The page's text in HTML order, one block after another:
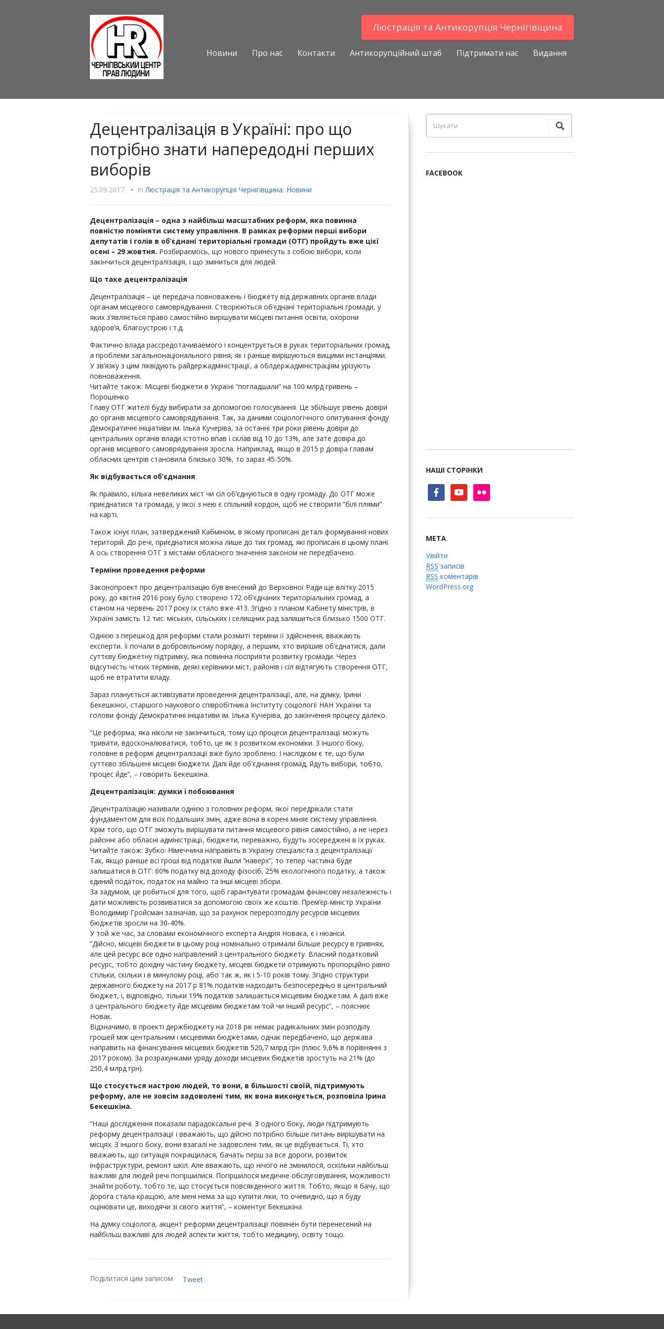
Люстрацiя та Антикорупцiя Чернігівщина
Новини Про нас Контакти Антикорупційний штаб Підтримати нас Видання
Децентралізація в Україні: про що
потрібно знати напередодні перших
виборів
25.09.2017 • InЛюстрацiя та Антикорупцiя Чернігівщина, Новини
Децентралізація – одна з найбільш масштабних реформ, яка повинна
повністю поміняти систему управління. В рамках реформи перші вибори
депутатів і голів в об’єднані територіальні громади (ОТГ) пройдуть вже цієї
осені – 29 жовтня. Розбираємось, що нового принесуть з собою вибори, коли
закінчиться децентралізація, і що зміниться для людей.
Що таке децентралізація
Децентралізація – це передача повноважень і бюджету від державних органів влади
органам місцевого самоврядування. Створюються об’єднані територіальні громади, у
яких з’являється право самостійно вирішувати місцеві питання освіти, охорони
здоров’я, благоустрою і т.д.
Фактично влада рассредотачиваемого і концентрується в руках територіальних громад,
а проблеми загальнонаціонального рівня, як і раніше вирішуються вищими інстанціями.
У зв’язку з цим ліквідують райдержадміністрації, а облдержадміністраціям урізують
повноваження.
Читайте також: Місцеві бюджети в Україні “погладшали” на 100 млрд гривень –
Порошенко
Главу ОТГ жителі буду вибирати за допомогою голосування. Це збільшує рівень довіри
до органів місцевого самоврядування. Так, за даними соціологічного опитування фонду
Демократичні ініціативи ім. Ілька Кучеріва, за останні три роки рівень довіри до
центральних органів влади істотно впав і склав від 10 до 13%, але зате довіра до
органів місцевого самоврядування зросла. Наприклад, якщо в 2015 р довіра главам
обласних центрів становила близько 30%, то зараз 45-50%.
Як відбувається об’єднання
Як правило, кілька невеликих міст чи сіл об’єднуються в одну громаду. До ОТГ може
приєднатися та громада, у якої з нею є спільний кордон, щоб не створити “білі плями”
на карті.
Також існує план, затверджений Кабміном, в якому прописані деталі формування нових
територій. До речі, приєднатися можна лише до тих громад, які прописані в цьому плані.
А ось створення ОТГ з містами обласного значення законом не передбачено.
Терміни проведення реформи
Законопроект про децентралізацію був внесений до Верховної Ради ще влітку 2015
року, до квітня 2016 року було створено 172 об’єднаних територіальних громад, а
станом на червень 2017 року їх стало вже 413. Згідно з планом Кабінету міністрів, в
Україні замість 12 тис. міських, сільських і селищних рад залишиться близько 1500 ОТГ.
Однією з перешкод для реформи стали розмиті терміни її здійснення, вважають
експерти. Її почали в добровільному порядку, а першим, хто вирішив об’єднатися, дали
суттєву бюджетну підтримку, яка повинна посприяти розвитку громади. Через
відсутність чітких термінів, деякі керівники міст, районів і сіл відтягують створення ОТГ,
щоб не втратити владу.
Зараз планується активізувати проведення децентралізації, але, на думку, Ірини
Бекешкіної, старшого наукового співробітника Інституту соціології НАН України та
голови фонду Демократичні ініціативи ім. Ілька Кучеріва, до закінчення процесу далеко.
“Це реформа, яка ніколи не закінчиться, тому що процеси децентралізації можуть
тривати, вдосконалюватися, тобто, це як з розвитком економіки. З іншого боку,
головне в реформі децентралізації вже було зроблено. І наслідком є те, що були
суттєво збільшені місцеві бюджети. Далі йде об’єднання громад, йдуть вибори, тобто,
процес йде”, – говорить Бекешкіна.
Децентралізація: думки і побоювання
Децентралізацію називали однією з головних реформ, якої передрікали стати
фундаментом для всіх подальших змін, адже вона в корені міняє систему управління.
Крім того, що ОТГ зможуть вирішувати питання місцевого рівня самостійно, а не через
районні або обласні адміністрації, бюджети, переважно, будуть зосереджені в їх руках.
Читайте також: Зубко: Німеччина направить в Україну спеціаліста з децентралізації
Так, якщо раніше всі гроші від податків йшли “наверх”, то тепер частина буде
залишатися в ОТГ: 60% податку від доходу фізосіб, 25% екологічного податку, а також
єдиний податок, податок на майно та інші місцеві збори.
За задумом, це робиться для того, щоб гарантувати громадам фінансову незалежність і
дати можливість розвиватися за допомогою своїх же коштів. Прем’єр-міністр України
Володимир Гройсман зазначав, що за рахунок перерозподілу ресурсів місцевих
бюджетів зросли на 30-40%.
У той же час, за словами економічного експерта Андрія Новака, є і нюанси.
“Дійсно, місцеві бюджети в цьому році номінально отримали більше ресурсу в гривнях,
але цей ресурс все одно направлений з центрального бюджету. Власний податковий
ресурс, тобто дохідну частину бюджету, місцеві бюджети отримують пропорційно рівно
стільки, скільки і в минулому році, або так ж, як і 5-10 років тому. Згідно структури
державного бюджету на 2017 р 81% податків надходить безпосередньо в центральний
бюджет, і, відповідно, тільки 19% податків залишається місцевим бюджетам. А далі вже
з центрального бюджету йде місцевим бюджетам той чи інший ресурс”, – пояснює
Новак.
Відзначимо, в проекті держбюджету на 2018 рік немає радикальних змін розподілу
грошей між центральним і місцевими бюджетами, однак передбачено, що держава
направить на фінансування місцевих бюджетів 520,7 млрд грн (плюс 9,6% в порівнянні з
2017 роком). За розрахунками уряду доходи місцевих бюджетів зростуть на 21% (до
250,4 млрд грн).
Що стосується настрою людей, то вони, в більшості своїй, підтримують
реформу, але не зовсім задоволені тим, як вона виконується, розповіла Ірина
Бекешкіна.
“Наші дослідження показали парадоксальні речі. З одного боку, люди підтримують
реформу децентралізації і вважають, що дійсно потрібно більше питань вирішувати на
місцях. З іншого боку, вони взагалі не задоволені тим, як це відбувається. Ті, хто
вважають, що ситуація покращилася, бачать перш за все дороги, розвиток
інфраструктури, ремонт шкіл. Але вважають, що нічого не змінилося, оскільки найбільш
важливі для людей речі погіршилися. Погіршилося медичне обслуговування, можливості
знайти роботу, тобто те, що стосується повсякденного життя. Тобто, якщо я бачу, що
дорога стала кращою, але мені нема за що купити ліки, то очевидно, що я буду
оцінювати це, виходячи зі свого життя”, – коментує Бекешкіна
На думку соціолога, акцент реформи децентралізації повинен бути перенесений на
найбільш важливі для людей аспекти життя, тобто медицину, освіту тощо.
Поділитися цим записом Tweet
FACEBOOK
НАШІ СТОРІНКИ
facebookyoutube flickr
МЕТА
Увійти
RSS записів
RSS коментарів
WordPress.org